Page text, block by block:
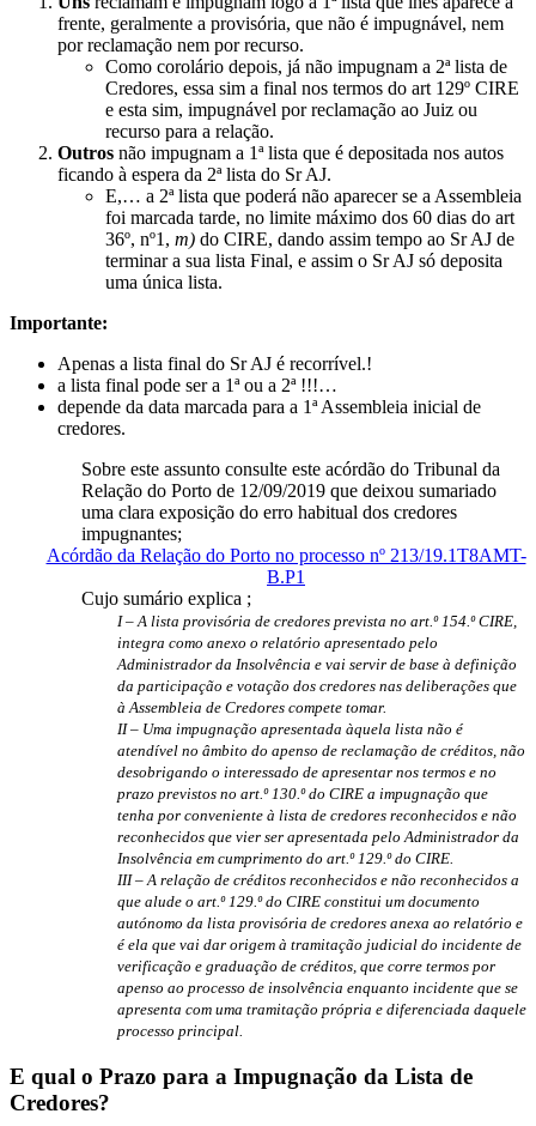
frente, geralmente a provisória, que não é impugnável, nem
por reclamação nem por recurso.
Como corolário depois, já não impugnam a 2ª lista de
Credores, essa sim a final nos termos do art 129º CIRE
e esta sim, impugnável por reclamação ao Juiz ou
recurso para a relação.
Outros não impugnam a 1ª lista que é depositada nos autos
ficando à espera da 2ª lista do Sr AJ.
E,… a 2ª lista que poderá não aparecer se a Assembleia
foi marcada tarde, no limite máximo dos 60 dias do art
36º, nº1, m) do CIRE, dando assim tempo ao Sr AJ de
terminar a sua lista Final, e assim o Sr AJ só deposita
uma única lista.
Importante:
Apenas a lista final do Sr AJ é recorrível.!
a lista final pode ser a 1ª ou a 2ª !!!…
depende da data marcada para a 1ª Assembleia inicial de
credores.
Sobre este assunto consulte este acórdão do Tribunal da
Relação do Porto de 12/09/2019 que deixou sumariado
uma clara exposição do erro habitual dos credores
impugnantes;
Acórdão da Relação do Porto no processo nº 213/19.1T8AMT-
B.P1
Cujo sumário explica ;
I – A lista provisória de credores prevista no art.º 154.º CIRE,
integra como anexo o relatório apresentado pelo
Administrador da Insolvência e vai servir de base à definição
da participação e votação dos credores nas deliberações que
à Assembleia de Credores compete tomar.
II – Uma impugnação apresentada àquela lista não é
atendível no âmbito do apenso de reclamação de créditos, não
desobrigando o interessado de apresentar nos termos e no
prazo previstos no art.º 130.º do CIRE a impugnação que
tenha por conveniente à lista de credores reconhecidos e não
reconhecidos que vier ser apresentada pelo Administrador da
Insolvência em cumprimento do art.º 129.º do CIRE.
III – A relação de créditos reconhecidos e não reconhecidos a
que alude o art.º 129.º do CIRE constitui um documento
autónomo da lista provisória de credores anexa ao relatório e
é ela que vai dar origem à tramitação judicial do incidente de
verificação e graduação de créditos, que corre termos por
apenso ao processo de insolvência enquanto incidente que se
apresenta com uma tramitação própria e diferenciada daquele
processo principal.
E qual o Prazo para a Impugnação da Lista de
Credores?